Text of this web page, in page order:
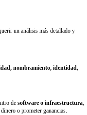
un análisis más detallado y
nombramiento, identidad,
de software o infraestructura,
o prometer ganancias.